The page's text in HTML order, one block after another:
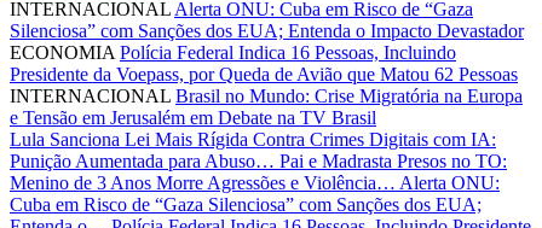
INTERNACIONAL Alerta ONU: Cuba em Risco de “Gaza
Silenciosa” com Sanções dos EUA; Entenda o Impacto Devastador
ECONOMIA Polícia Federal Indica 16 Pessoas, Incluindo
Presidente da Voepass, por Queda de Avião que Matou 62 Pessoas
INTERNACIONAL Brasil no Mundo: Crise Migratória na Europa
e Tensão em Jerusalém em Debate na TV Brasil
Lula Sanciona Lei Mais Rígida Contra Crimes Digitais com IA:
Punição Aumentada para Abuso… Pai e Madrasta Presos no TO:
Menino de 3 Anos Morre Agressões e Violência… Alerta ONU:
Cuba em Risco de “Gaza Silenciosa” com Sanções dos EUA;